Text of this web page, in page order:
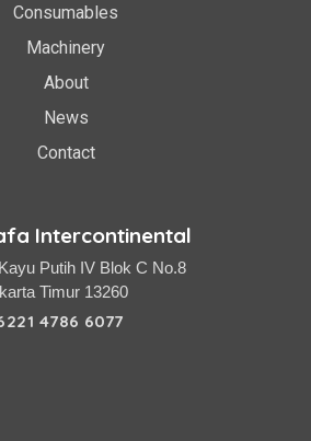
Consumables
Machinery
About
News
Contact
Intercontinental
Putih IV Blok C No.8
Timur 13260
4786 6077